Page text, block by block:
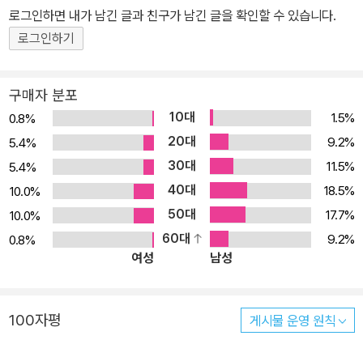
국정농단 사태 중심에도 검찰이 있었던 건 어쩌면 당연한 귀결인지도
모른다. 그동안 한국 사회는 검찰개혁을 제대로 시도조차 하지 못했
고, 그러는 동안 막강한 권한을 가진 검찰은 무소불위의 권력을 휘두
시민들이 가장 크게 외친 구호는 적폐 청산이었다. 그리고 적폐 청산
1호로 검찰을 지목했다. 국정농단 사태와 부패의 중심에 검찰이 있다
는 사실을 시민들이 잘 알고 있었기 때문이다. 그래서 문제는 다시 검
찰이다. 대통령 선거가 있을 때마다 후보들은 ‘검찰개혁’을 공약으로
내걸 정도로 ‘검찰개혁’은 한국 사회의 가장 큰 화두 중 하나이다. 이
명박·박근혜 전 대통령도 검찰개혁을 공약으로 내걸었고, 2017년 대
통령 선거에서 당선된 문재인 대통령도 마찬가지였다. 문재인 대통령
뿐만 아니라 이번 대통령 선거에 뛰어든 다른 후보들도 당선이 되면
혁 대상으로 지목되는 것도 참 보기 드문 일이다. 그만큼 검찰에 문제
가 많다는 방증일 것이다. <문제는 검찰이다>의 저자 김인회 교수는
로그인하면 내가 남긴 글과 친구가 남긴 글을 확인할 수 있습니다.
로그인하기
구매자 분포
0.8% 10대
1.5%
5.4%
20대
9.2%
5.4%
30대
11.5%
10.0%
40대
18.5%
10.0%
50대
17.7%
0.8%
60대
9.2%
여성
남성
100자평 게시물 운영 원칙